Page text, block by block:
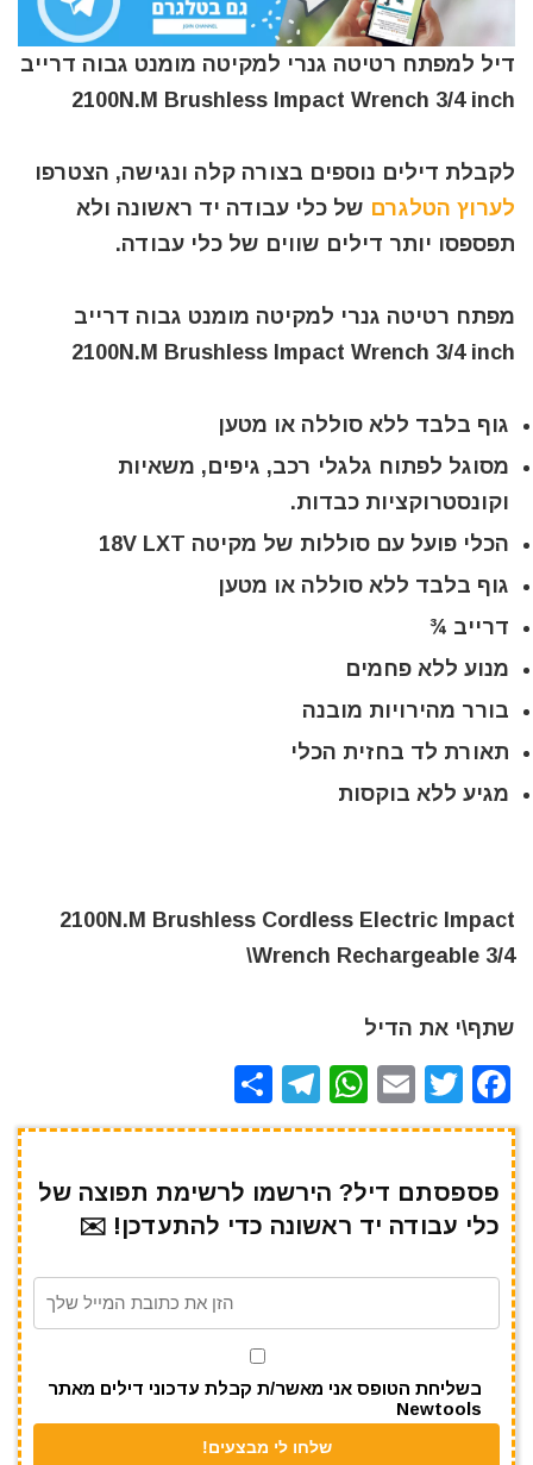
דיל למפתח רטיטה גנרי למקיטה מומנט גבוה דרייב
2100N.M Brushless Impact Wrench 3/4 inch
לקבלת דילים נוספים בצורה קלה ונגישה, הצטרפו
לערוץ הטלגרם של כלי עבודה יד ראשונה ולא
תפספסו יותר דילים שווים של כלי עבודה.
מפתח רטיטה גנרי למקיטה מומנט גבוה דרייב
2100N.M Brushless Impact Wrench 3/4 inch
גוף בלבד ללא סוללה או מטען
מסוגל לפתוח גלגלי רכב, גיפים, משאיות
וקונסטרוקציות כבדות.
הכלי פועל עם סוללות של מקיטה 18V LXT
גוף בלבד ללא סוללה או מטען
דרייב ¾
מנוע ללא פחמים
בורר מהירויות מובנה
תאורת לד בחזית הכלי
מגיע ללא בוקסות
2100N.M Brushless Cordless Electric Impact
Wrench Rechargeable 3/4\
שתף\י את הדיל
F
a
e
b
o
T
w
te
r
E
m
l
W
h
s
A
p
T
el
gr
a
m
h
e
פספסתם דיל? הירשמו לרשימת תפוצה של
כלי עבודה יד ראשונה כדי להתעדכן! ✉️
בשליחת הטופס אני מאשר/ת קבלת עדכוני דילים מאתר
Newtools